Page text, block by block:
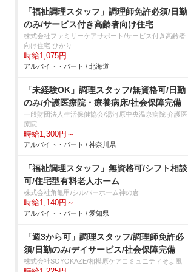
「福祉調理スタッフ」調理師免許必須/日勤
のみ/サービス付き高齢者向け住宅
株式会社ファミリーケアサポート/サービス付き高齢者
向け住宅 ひかり
時給1,075円
アルバイト・パート / 北海道
「未経験OK」調理スタッフ/無資格可/日勤
のみ/介護医療院・療養病床/社会保障完備
一般財団法人生活保健協会/湯河原中央温泉病院 介護医
療院
時給1,300円～
アルバイト・パート / 神奈川県
「福祉調理スタッフ」無資格可/シフト相談
可/住宅型有料老人ホーム
株式会社角亀甲/シルバーホーム神の倉
時給1,140円～
アルバイト・パート / 愛知県
「週3から可」調理スタッフ/調理師免許必
須/日勤のみ/デイサービス/社会保障完備
株式会社SOYOKAZE/相模原ケアコミュニティそよ風